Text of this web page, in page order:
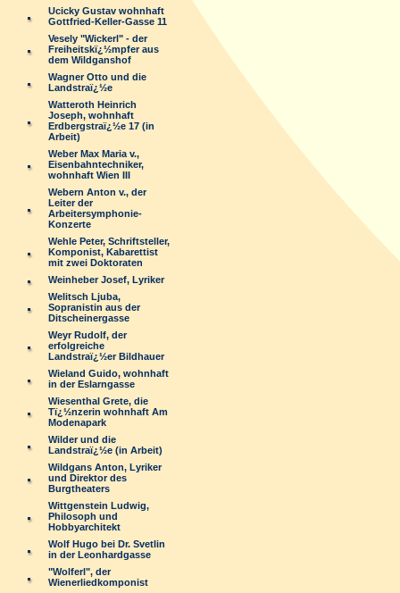
Ucicky Gustav wohnhaft
Gottfried-Keller-Gasse 11
Vesely "Wickerl" - der
Freiheitskï¿½mpfer aus
dem Wildganshof
Wagner Otto und die
Landstraï¿½e
Watteroth Heinrich
Joseph, wohnhaft
Erdbergstraï¿½e 17 (in
Arbeit)
Weber Max Maria v.,
Eisenbahntechniker,
wohnhaft Wien III
Webern Anton v., der
Leiter der
Arbeitersymphonie-
Konzerte
Wehle Peter, Schriftsteller,
Komponist, Kabarettist
mit zwei Doktoraten
Weinheber Josef, Lyriker
Welitsch Ljuba,
Sopranistin aus der
Ditscheinergasse
Weyr Rudolf, der
erfolgreiche
Landstraï¿½er Bildhauer
Wieland Guido, wohnhaft
in der Eslarngasse
Wiesenthal Grete, die
Tï¿½nzerin wohnhaft Am
Modenapark
Wilder und die
Landstraï¿½e (in Arbeit)
Wildgans Anton, Lyriker
und Direktor des
Burgtheaters
Wittgenstein Ludwig,
Philosoph und
Hobbyarchitekt
Wolf Hugo bei Dr. Svetlin
in der Leonhardgasse
"Wolferl", der
Wienerliedkomponist